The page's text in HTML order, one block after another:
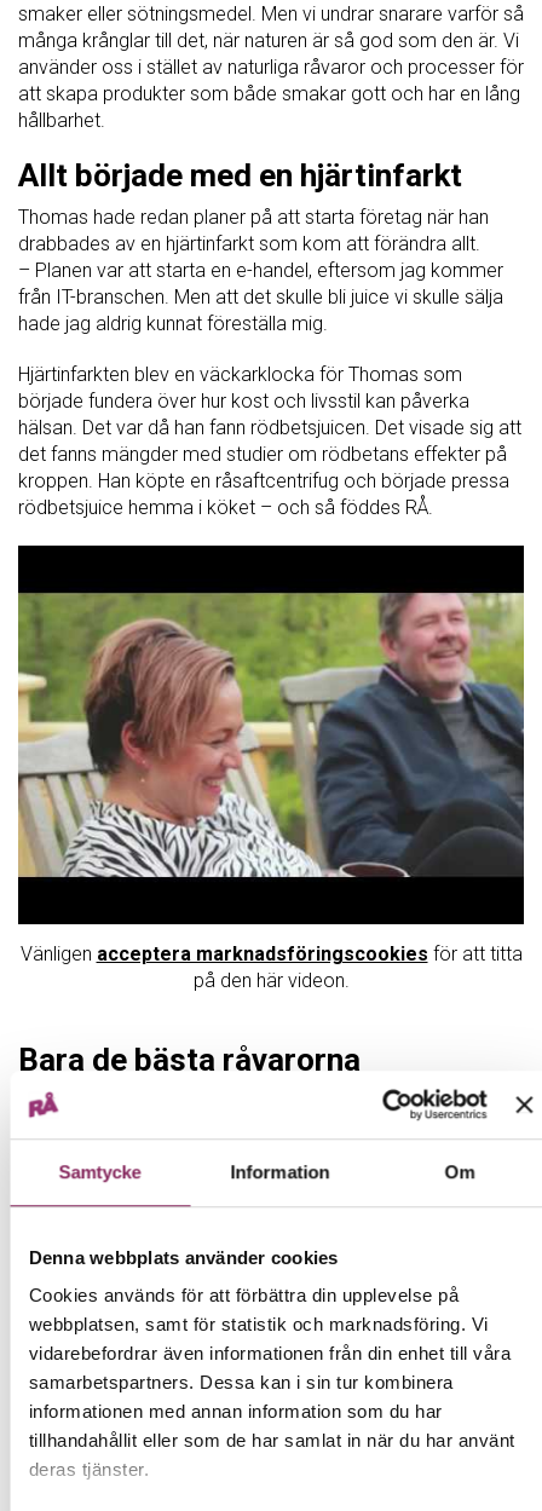
Samtycke Information Om
Denna webbplats använder cookies
Cookies används för att förbättra din upplevelse på
webbplatsen, samt för statistik och marknadsföring. Vi
vidarebefordrar även informationen från din enhet till våra
samarbetspartners. Dessa kan i sin tur kombinera
informationen med annan information som du har
tillhandahållit eller som de har samlat in när du har använt
deras tjänster.
smaker eller sötningsmedel. Men vi undrar snarare varför så
många krånglar till det, när naturen är så god som den är. Vi
använder oss i stället av naturliga råvaror och processer för
att skapa produkter som både smakar gott och har en lång
hållbarhet.
Allt började med en hjärtinfarkt
Thomas hade redan planer på att starta företag när han
drabbades av en hjärtinfarkt som kom att förändra allt.
– Planen var att starta en e-handel, eftersom jag kommer
från IT-branschen. Men att det skulle bli juice vi skulle sälja
hade jag aldrig kunnat föreställa mig.
Hjärtinfarkten blev en väckarklocka för Thomas som
började fundera över hur kost och livsstil kan påverka
hälsan. Det var då han fann rödbetsjuicen. Det visade sig att
det fanns mängder med studier om rödbetans effekter på
kroppen. Han köpte en råsaftcentrifug och började pressa
rödbetsjuice hemma i köket – och så föddes RÅ.
Vänligen acceptera marknadsföringscookies för att titta
på den här videon.
Bara de bästa råvarorna
Det absolut viktigaste när man gör goda och näringsrika
juicer är förstås bra råvaror. I stället för att köpa in de
få dem att smaka gott, ser vi alltid till att använda råvaror
av högsta möjliga kvalitet. Sedan experimenterar vi gärna
visade sig smaka bäst precis som den är med 100 %
pressade blåbär, medan rödbetsjuicen blev som godast
med lite hjälp från äppelcidervinäger eller blandad med
lingon eller granatäpple.
Utan socker och sötningsmedel
I stället för att tillsätta socker eller andra sötningsmedel
använder vi oss av den naturliga sötman som finns i många